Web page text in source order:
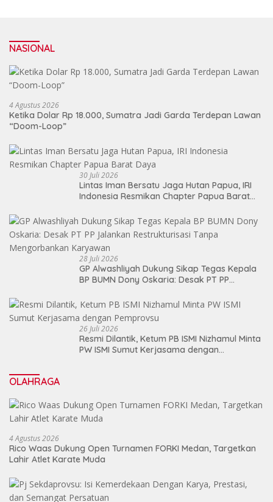
NASIONAL
4 Agustus 2026
Ketika Dolar Rp 18.000, Sumatra Jadi Garda Terdepan Lawan
“Doom-Loop”
30 Juli 2026
Lintas Iman Bersatu Jaga Hutan Papua, IRI
Indonesia Resmikan Chapter Papua Barat
28 Juli 2026
GP Alwashliyah Dukung Sikap Tegas Kepala
BP BUMN Dony Oskaria: Desak PT PP
Mengorbankan Karyawan
26 Juli 2026
Resmi Dilantik, Ketum PB ISMI Nizhamul Minta
PW ISMI Sumut Kerjasama dengan
OLAHRAGA
4 Agustus 2026
Rico Waas Dukung Open Turnamen FORKI Medan, Targetkan
Lahir Atlet Karate Muda